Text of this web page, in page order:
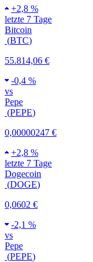
+2,8 %
letzte 7 Tage
Bitcoin
(BTC)
55.814,06 €
-0,4 %
vs
Pepe
(PEPE)
0,00000247 €
+2,8 %
letzte 7 Tage
Dogecoin
(DOGE)
0,0602 €
-2,1 %
vs
Pepe
(PEPE)